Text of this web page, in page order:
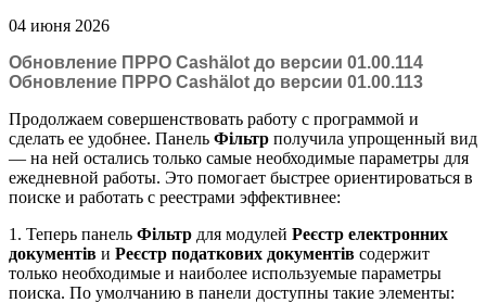
04 июня 2026
Обновление ПРРО Cashӓlot до версии 01.00.114
Обновление ПРРО Cashӓlot до версии 01.00.113
Продолжаем совершенствовать работу с программой и
сделать ее удобнее. Панель Фільтр получила упрощенный вид
— на ней остались только самые необходимые параметры для
ежедневной работы. Это помогает быстрее ориентироваться в
поиске и работать с реестрами эффективнее:
1. Теперь панель Фільтр для модулей Реєстр електронних
документів и Реєстр податкових документів содержит
только необходимые и наиболее используемые параметры
поиска. По умолчанию в панели доступны такие элементы: